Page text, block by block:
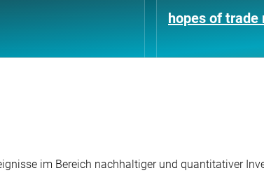
hopes of trade
im Bereich nachhaltiger und quantitativer